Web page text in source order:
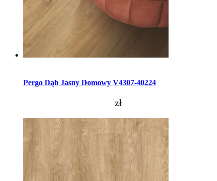
Pergo Dąb Jasny Domowy V4307-40224
zł